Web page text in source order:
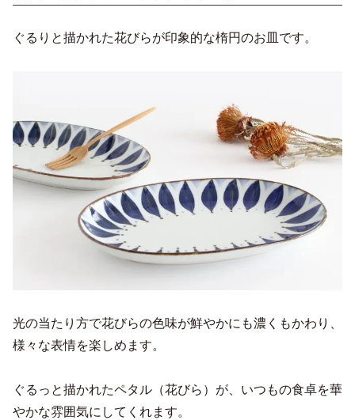
ぐるりと描かれた花びらが印象的な楕円のお皿です。
光の当たり方で花びらの色味が鮮やかにも濃くもかわり、
様々な表情を楽しめます。
ぐるっと描かれたペタル（花びら）が、いつもの食卓を華
やかな雰囲気にしてくれます。